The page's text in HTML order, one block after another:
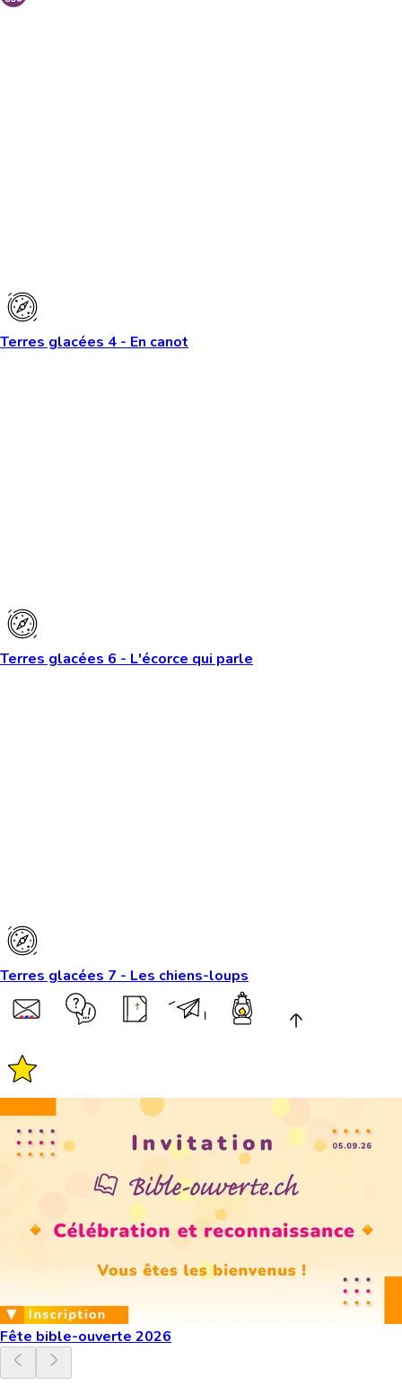
Terres glacées 4 - En canot
Terres glacées 6 - L'écorce qui parle
Terres glacées 7 - Les chiens-loups
Fête bible-ouverte 2026